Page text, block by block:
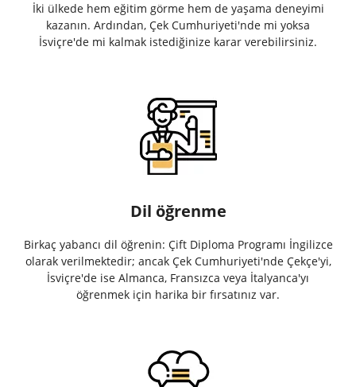
İki ülkede hem eğitim görme hem de yaşama deneyimi
kazanın. Ardından, Çek Cumhuriyeti'nde mi yoksa
İsviçre'de mi kalmak istediğinize karar verebilirsiniz.
Dil öğrenme
Birkaç yabancı dil öğrenin: Çift Diploma Programı İngilizce
olarak verilmektedir; ancak Çek Cumhuriyeti'nde Çekçe'yi,
İsviçre'de ise Almanca, Fransızca veya İtalyanca'yı
öğrenmek için harika bir fırsatınız var.